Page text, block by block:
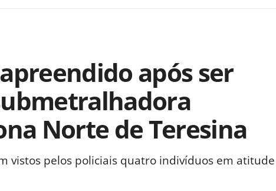
após ser
Norte de Teresina
vistos pelos policiais quatro indivíduos em atitude